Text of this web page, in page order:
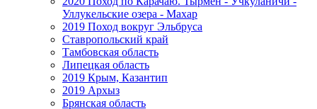
Уллукельские озера - Махар
2019 Поход вокруг Эльбруса
Ставропольский край
Тамбовская область
Липецкая область
2019 Крым, Казантип
2019 Архыз
Брянская область